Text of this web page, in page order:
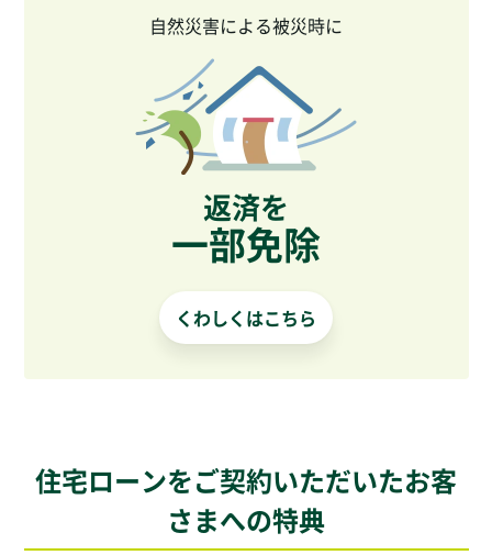
自然災害による被災時に
返済を
一部免除
くわしくはこちら
住宅ローンをご契約いただいたお客
さまへの特典